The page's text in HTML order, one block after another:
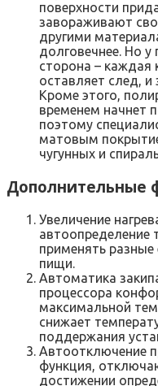
поверхности
завораживают
другими
долговечнее. Но у
сторона – каждая
оставляет след, и
Кроме этого,
временем начнет
поэтому
матовым
чугунных и
Дополнительные
Увеличение
автоопределение
применять
пищи.
Автоматика
процессора
максимальной
снижает
поддержания
Автоотключение
функция,
достижении